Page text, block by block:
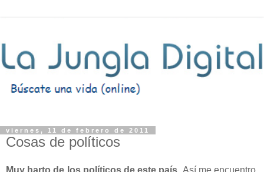
viernes, 11 de febrero de 2011
Cosas de políticos
Muy harto de los políticos de este país. Así me encuentro.